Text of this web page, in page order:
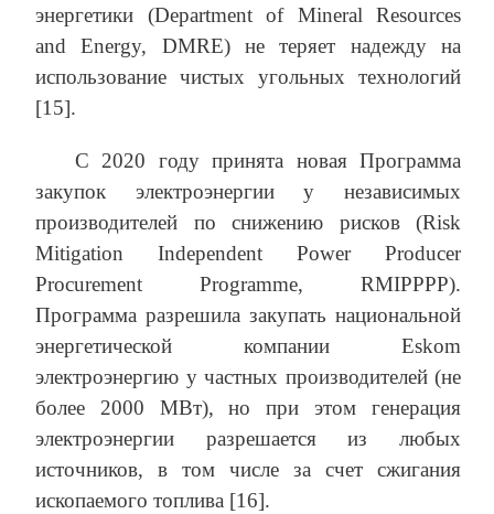
энергетики (Department of Mineral Resources
and Energy, DMRE) не теряет надежду на
использование чистых угольных технологий
[15].
С 2020 году принята новая Программа
закупок электроэнергии у независимых
производителей по снижению рисков (Risk
Mitigation Independent Power Producer
Procurement Programme, RMIPPPP).
Программа разрешила закупать национальной
энергетической компании Eskom
электроэнергию у частных производителей (не
более 2000 МВт), но при этом генерация
электроэнергии разрешается из любых
источников, в том числе за счет сжигания
ископаемого топлива [16].